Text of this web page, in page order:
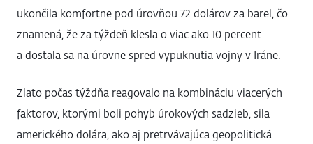
ukončila komfortne pod úrovňou 72 dolárov za barel, čo
znamená, že za týždeň klesla o viac ako 10 percent
a dostala sa na úrovne spred vypuknutia vojny v Iráne.
Zlato počas týždňa reagovalo na kombináciu viacerých
faktorov, ktorými boli pohyb úrokových sadzieb, sila
amerického dolára, ako aj pretrvávajúca geopolitická